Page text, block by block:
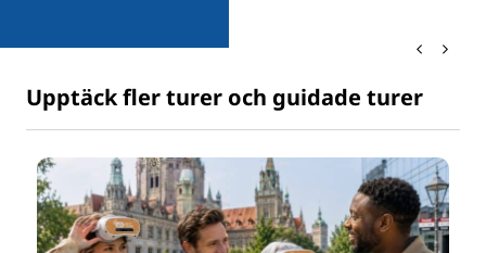
Upptäck fler turer och guidade turer